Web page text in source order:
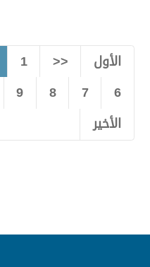
الأول <<
1
6
7
8
9
الأخير